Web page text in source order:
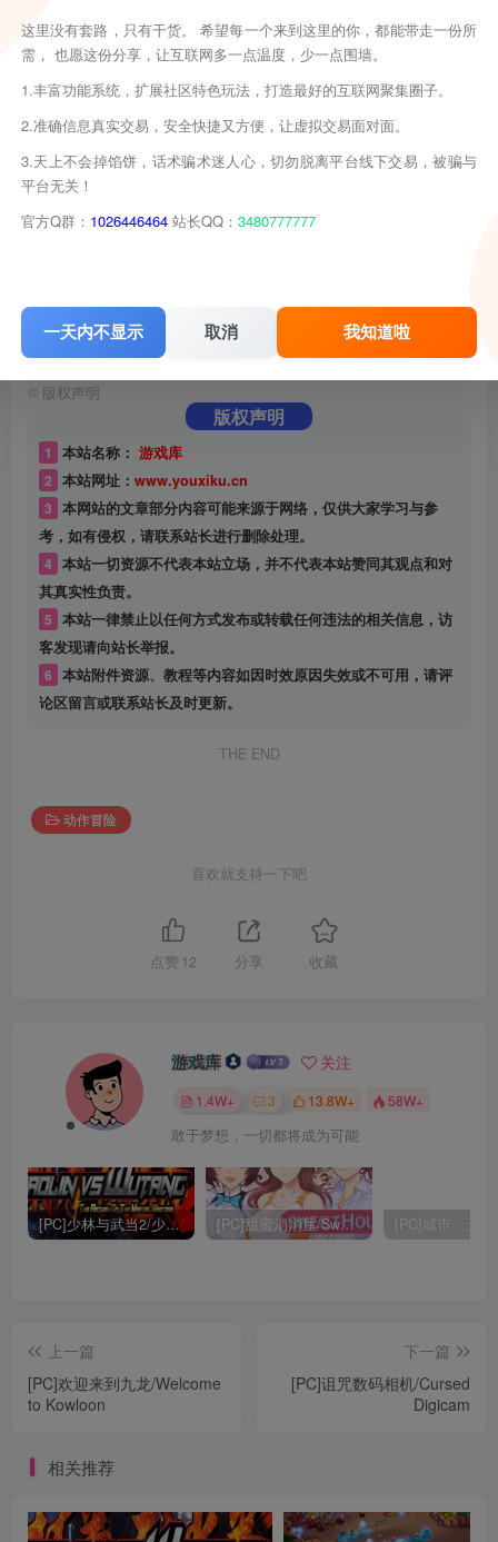
© 版权声明
版权声明
1 本站名称： 游戏库
2 本站网址： www.youxiku.cn
3 本网站的文章部分内容可能来源于网络，仅供大家学习与参
考，如有侵权，请联系站长进行删除处理。
4 本站一切资源不代表本站立场，并不代表本站赞同其观点和对
其真实性负责。
5 本站一律禁止以任何方式发布或转载任何违法的相关信息，访
客发现请向站长举报。
6 本站附件资源、教程等内容如因时效原因失效或不可用，请评
论区留言或联系站长及时更新。
THE END
动作冒险
喜欢就支持一下吧
点赞 12 分享 收藏
游戏库 关注
1.4W+ 3 13.8W+ 58W+
敢于梦想，一切都将成为可能
[PC]少林与武当2/少林vs武当2/Shaolin vs Wutang 2 [PC]甜蜜消消屋/Sweet House
上一篇
[PC]欢迎来到九龙/Welcome
to Kowloon
下一篇
[PC]诅咒数码相机/Cursed
Digicam
相关推荐
这里没有套路，只有干货。 希望每一个来到这里的你，都能带走一份所
需， 也愿这份分享，让互联网多一点温度，少一点围墙。
1.丰富功能系统，扩展社区特色玩法，打造最好的互联网聚集圈子。
2.准确信息真实交易，安全快捷又方便，让虚拟交易面对面。
3.天上不会掉馅饼，话术骗术迷人心，切勿脱离平台线下交易，被骗与
平台无关！
官方Q群： 1026446464 站长QQ： 3480777777
一天内不显示 取消 我知道啦